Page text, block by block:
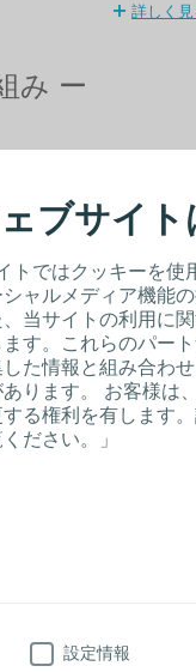
ブサイ
トではクッキーを使
ャルメディア機能
当サイトの利用に
す。これらのパー
た情報と組み合わ
あります。 お客様は
る権利を有します
ださい。」
設定情報
詳しく見
み ー